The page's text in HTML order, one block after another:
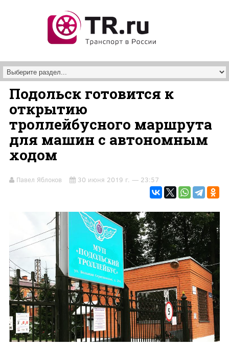
Подольск готовится к
открытию
троллейбусного маршрута
для машин с автономным
ходом
Павел Яблоков 30 июня 2019 г. — 23:57